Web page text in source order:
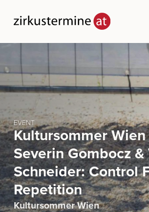
EVENT
Kultursommer Wien
Severin Gombocz &
Schneider: Control
Repetition
Kultursommer Wien